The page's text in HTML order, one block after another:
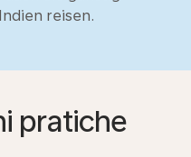
reisen.
pratiche